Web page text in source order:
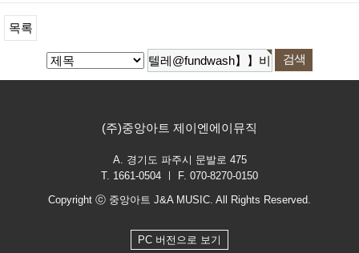
목록
(주)중앙아트 제이엔에이뮤직
A. 경기도 파주시 문발로 475
T. 1661-0504 ㅣ F. 070-8270-0150
Copyright ⓒ 중앙아트 J&A MUSIC. All Rights Reserved.
PC 버전으로 보기